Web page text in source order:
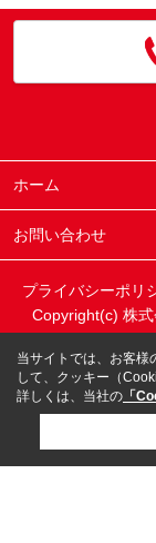
ホーム
お問い合わせ
プライバシーポリ
Copyright(c) 株
当サイトでは、お客様
して、クッキー（
詳しくは、当社の 「